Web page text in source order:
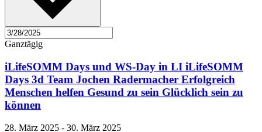
Ganztägig
iLifeSOMM Days und WS-Day in LI iLifeSOMM
Days 3d Team Jochen Radermacher Erfolgreich
Menschen helfen Gesund zu sein Glücklich sein zu
können
28. März 2025 - 30. März 2025